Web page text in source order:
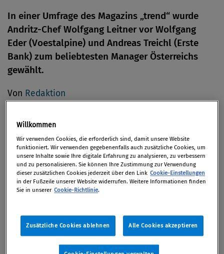
In einer Umfrage des Magazins „trend“ wurde
Andritz-Chef Wolfgang Leitner vor Wolfgang
Eder (Voestalpine) und Andreas Treichl (Erste
Bank) zum beliebtesten Manager Österreichs
gewählt.
Von Redaktion
Einmal jährlich wählen die Chefs von Österreichs
500 größten Unternehmen jenen
Unternehmenslenker, den sie selbst am meisten
bewundern: Dieses Jahr ist es mit Abstand Wolfgang
Anlagebauers Andritz AG.
Willkommen
Wir verwenden Cookies, die erforderlich sind, damit unsere Website
funktioniert. Wir verwenden gegebenenfalls auch zusätzliche Cookies, um
unsere Inhalte sowie Ihre digitale Erfahrung zu analysieren, zu verbessern
und zu personalisieren. Sie können Ihre Zustimmung zur Verwendung
dieser zusätzlichen Cookies jederzeit über den Link Cookie-Einstellungen
in der Fußzeile unserer Website widerrufen. Weitere Informationen finden
Sie in unserer Cookie-Richtlinie.
Zusätzliche Cookies ablehnen Alle Cookies akzeptieren